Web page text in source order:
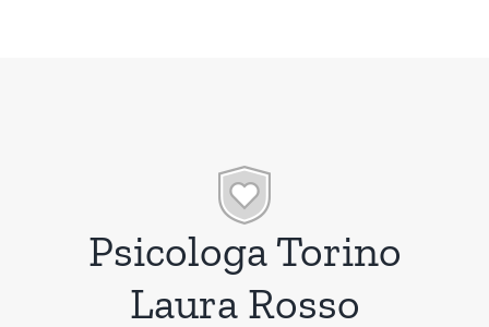
Psicologa Torino
Laura Rosso